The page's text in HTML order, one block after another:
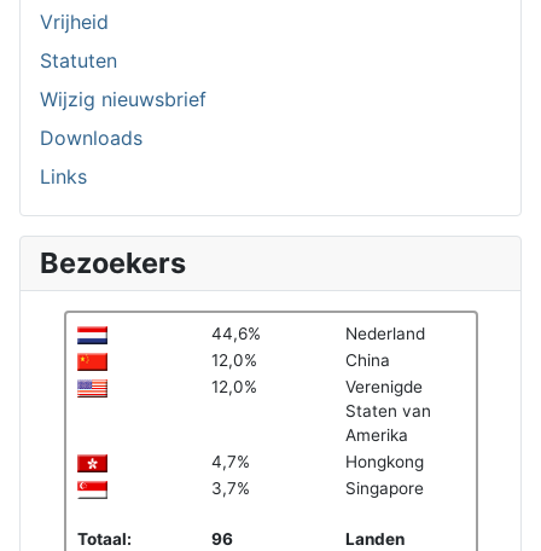
Vrijheid
Statuten
Wijzig nieuwsbrief
Downloads
Links
Bezoekers
44,6%
Nederland
12,0%
China
12,0%
Verenigde
Staten van
Amerika
4,7%
Hongkong
3,7%
Singapore
Totaal: 96 Landen